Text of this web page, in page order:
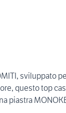
sviluppato
questo top
piastra